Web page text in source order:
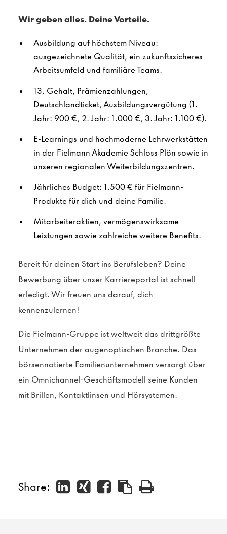
Wir geben alles. Deine Vorteile.
Ausbildung auf höchstem Niveau:
ausgezeichnete Qualität, ein zukunftssicheres
Arbeitsumfeld und familiäre Teams.
13. Gehalt, Prämienzahlungen,
Deutschlandticket, Ausbildungsvergütung (1.
Jahr: 900 €, 2. Jahr: 1.000 €, 3. Jahr: 1.100 €).
E-Learnings und hochmoderne Lehrwerkstätten
in der Fielmann Akademie Schloss Plön sowie in
unseren regionalen Weiterbildungszentren.
Jährliches Budget: 1.500 € für Fielmann-
Produkte für dich und deine Familie.
Mitarbeiteraktien, vermögenswirksame
Leistungen sowie zahlreiche weitere Benefits.
Bereit für deinen Start ins Berufsleben? Deine
Bewerbung über unser Karriereportal ist schnell
erledigt. Wir freuen uns darauf, dich
kennenzulernen!
Die Fielmann-Gruppe ist weltweit das drittgrößte
Unternehmen der augenoptischen Branche. Das
börsennotierte Familienunternehmen versorgt über
ein Omnichannel-Geschäftsmodell seine Kunden
mit Brillen, Kontaktlinsen und Hörsystemen.
Share: